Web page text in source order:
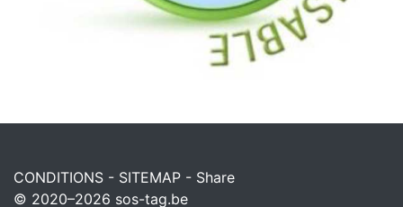
CONDITIONS - SITEMAP - Share
© 2020–2026 sos-tag.be